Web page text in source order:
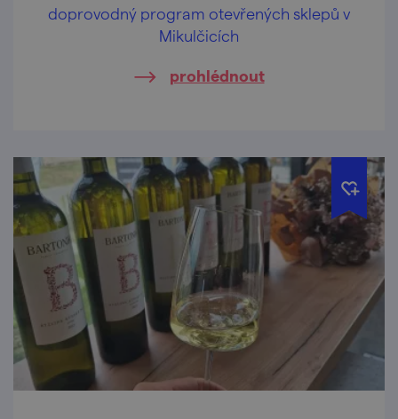
doprovodný program otevřených sklepů v
Mikulčicích
prohlédnout